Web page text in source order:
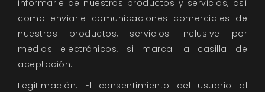
informarle de nuestros productos y servicios, así
como enviarle comunicaciones comerciales de
nuestros productos, servicios inclusive por
medios electrónicos, si marca la casilla de
aceptación.
Legitimación: El consentimiento del usuario al